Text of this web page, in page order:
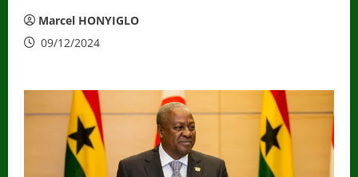
Marcel HONYIGLO
09/12/2024